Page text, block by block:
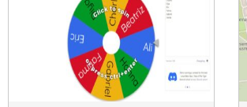
Seppo biedt verhalende online games
met gebruik van jpeg, png, gif, 360°
afbeelding of een GPS kaart als
speelbord. Je bouwt opdrachten in de
gamemen een student kan de game
alleen of met meerdere studenten
uitwerken.